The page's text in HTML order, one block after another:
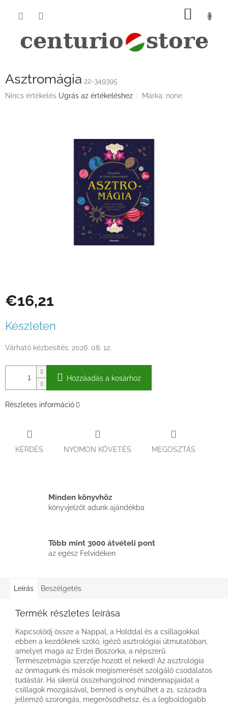
KOSÁR
Asztromágia 22-349395
A
Nincs értékelés Ugrás az értékeléshez Márka: none
€16,21
Készleten
Várható kézbesítés: 2026. 08. 12.
Hozzáadás a kosárhoz
Részletes információ
KÉRDÉS NYOMON KÖVETÉS MEGOSZTÁS
Minden könyvhöz
könyvjelzőt adunk ajándékba
Több mint 3000 átvételi pont
az egész Felvidéken
Leírás Beszélgetés
Termék részletes leírása
Kapcsolódj össze a Nappal, a Holddal és a csillagokkal
ebben a kezdőknek szóló, igéző asztrológiai útmutatóban,
amelyet maga az Erdei Boszorka, a népszerű
Természetmágia szerzője hozott el neked! Az asztrológia
az önmagunk és mások megismerését szolgáló csodálatos
tudástár. Ha sikerül összehangolnod mindennapjaidat a
csillagok mozgásával, benned is enyhülhet a 21. századra
jellemző szorongás, megerősödhetsz, és a legboldogabb